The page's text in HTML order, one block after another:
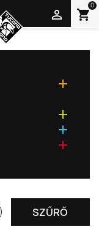
shopping_cart
0





SZŰRŐ